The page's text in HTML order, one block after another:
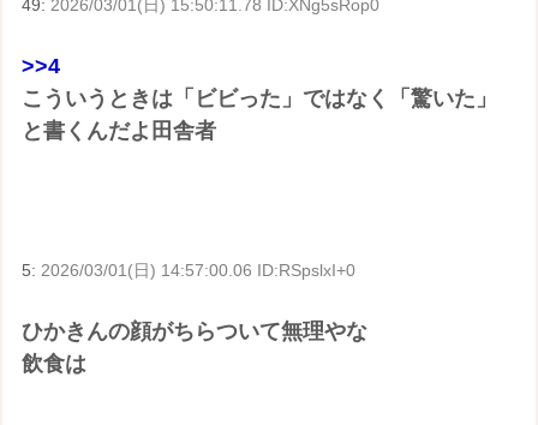
49: 2026/03/01(日) 15:50:11.78 ID:XNg5sRop0
>>4
こういうときは「ビビった」ではなく「驚いた」
と書くんだよ田舎者
5:2026/03/01(日) 14:57:00.06 ID:RSpslxI+0
ひかきんの顔がちらついて無理やな
飲食は